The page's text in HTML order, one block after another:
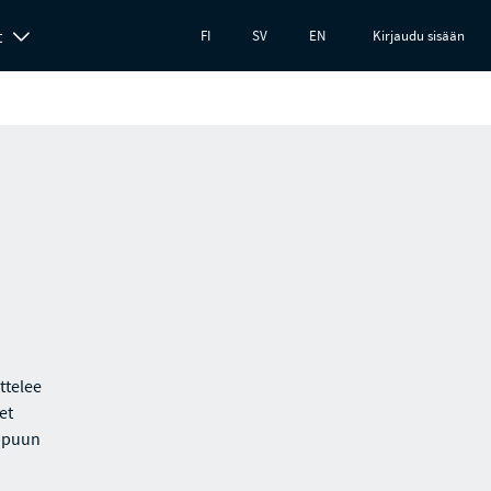
FI SV EN Kirjaudu sisään